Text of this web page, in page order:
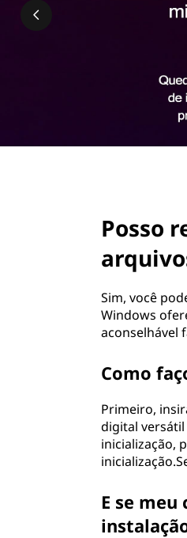
op
Posso
Sim, você
Windows
aconselhável
Como
Primeiro,
digital versátil
inicialização,
E se